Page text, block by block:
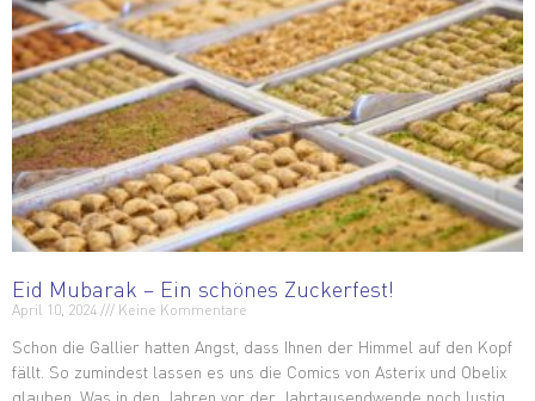
Eid Mubarak – Ein schönes Zuckerfest!
April 10, 2024 Keine Kommentare
Schon die Gallier hatten Angst, dass Ihnen der Himmel auf den Kopf
fällt. So zumindest lassen es uns die Comics von Asterix und Obelix
glauben. Was in den Jahren vor der Jahrtausendwende noch lustig